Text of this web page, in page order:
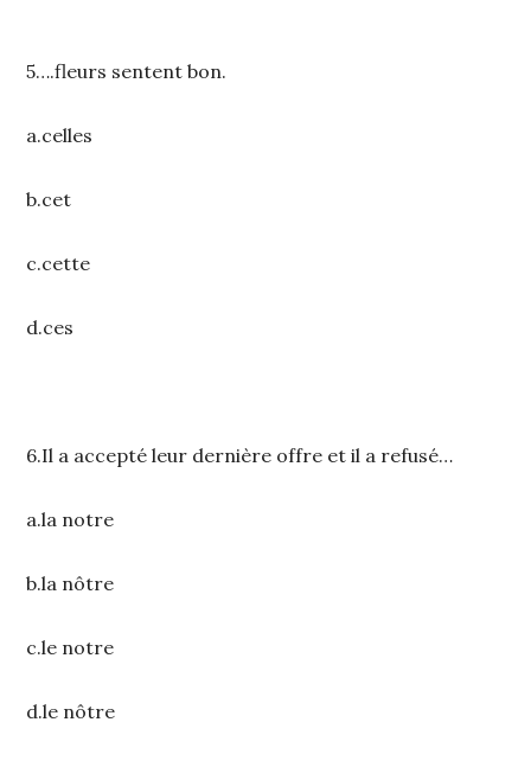
5….fleurs sentent bon.
a.celles
b.cet
c.cette
d.ces
6.Il a accepté leur dernière offre et il a refusé…
a.la notre
b.la nôtre
c.le notre
d.le nôtre